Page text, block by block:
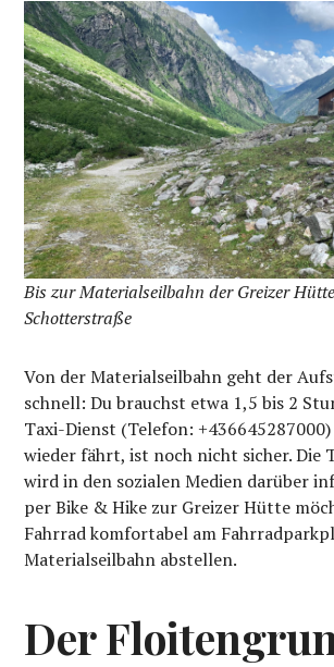
Bis zur Materialseilbahn der Greizer
Schotterstraße
Von der Materialseilbahn geht der
schnell: Du brauchst etwa 1,5 bis 2
Taxi-Dienst (Telefon: +436645287000)
wieder fährt, ist noch nicht sicher. Die
wird in den sozialen Medien darüber
per Bike & Hike zur Greizer Hütte
Fahrrad komfortabel am
Materialseilbahn abstellen.
Der